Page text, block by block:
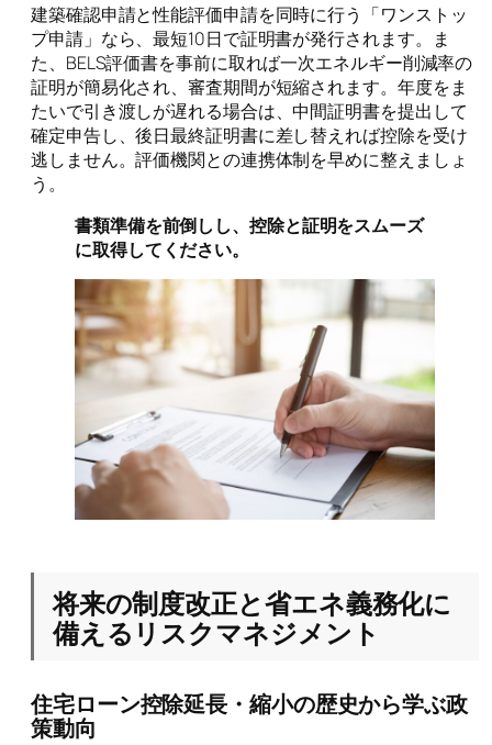
建築確認申請と性能評価申請を同時に行う「ワンストッ
プ申請」なら、最短10日で証明書が発行されます。ま
た、BELS評価書を事前に取れば一次エネルギー削減率の
証明が簡易化され、審査期間が短縮されます。年度をま
たいで引き渡しが遅れる場合は、中間証明書を提出して
確定申告し、後日最終証明書に差し替えれば控除を受け
逃しません。評価機関との連携体制を早めに整えましょ
う。
書類準備を前倒しし、控除と証明をスムーズ
に取得してください。
将来の制度改正と省エネ義務化に
備えるリスクマネジメント
住宅ローン控除延長・縮小の歴史から学ぶ政
策動向